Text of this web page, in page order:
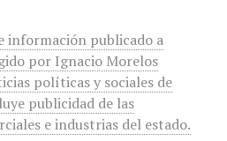
información publicado a
por Ignacio Morelos
políticas y sociales de
publicidad de las
e industrias del estado.